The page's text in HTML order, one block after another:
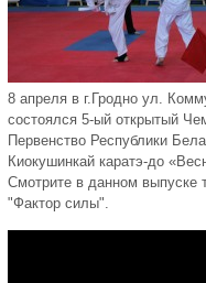
8 апреля в г.Гродно ул.
состоялся 5-ый открытый
Первенство Республики
Киокушинкай каратэ-до
Смотрите в данном выпуске
"Фактор силы".